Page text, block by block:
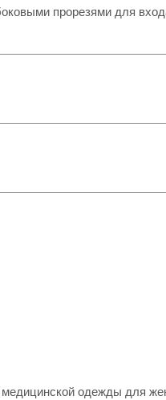
прорезями для
одежды для